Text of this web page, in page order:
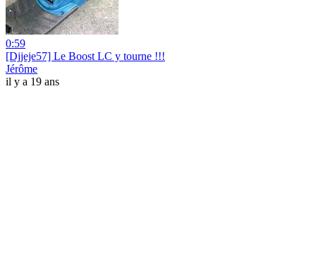
0:59
[Djjeje57] Le Boost LC y tourne !!!
Jérôme
il y a 19 ans